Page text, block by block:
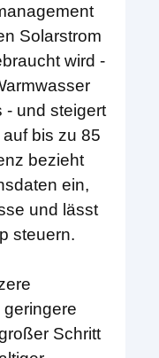
Solarstrom
wird -
- und steigert
bis zu 85
bezieht
ein,
und lässt
steuern.
Schritt